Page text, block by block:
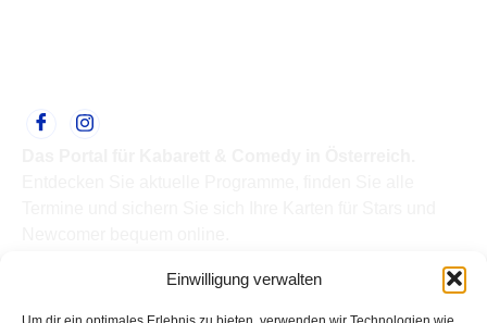
Einwilligung verwalten
Termine